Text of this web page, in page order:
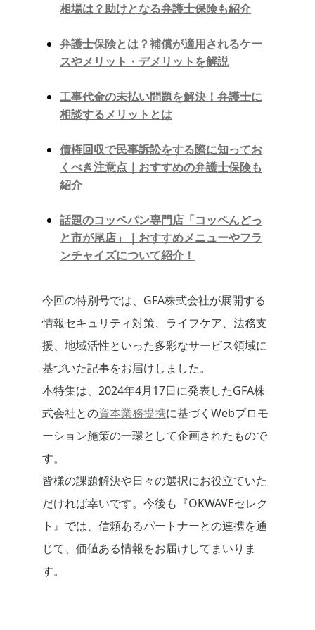
相場は？助けとなる弁護士保険も紹介
弁護士保険とは？補償が適用されるケー
スやメリット・デメリットを解説
工事代金の未払い問題を解決！弁護士に
相談するメリットとは
債権回収で民事訴訟をする際に知ってお
くべき注意点｜おすすめの弁護士保険も
紹介
話題のコッペパン専門店「コッペんどっ
と市が尾店」｜おすすめメニューやフラ
ンチャイズについて紹介！
今回の特別号では、GFA株式会社が展開する
情報セキュリティ対策、ライフケア、法務支
援、地域活性といった多彩なサービス領域に
基づいた記事をお届けしました。
本特集は、2024年4月17日に発表したGFA株
式会社との資本業務提携に基づくWebプロモ
ーション施策の一環として企画されたもので
す。
皆様の課題解決や日々の選択にお役立ていた
だければ幸いです。今後も『OKWAVEセレク
ト』では、信頼あるパートナーとの連携を通
じて、価値ある情報をお届けしてまいりま
す。